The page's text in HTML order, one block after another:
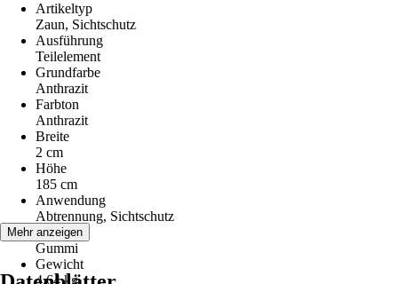
Artikeltyp
Zaun, Sichtschutz
Ausführung
Teilelement
Grundfarbe
Anthrazit
Farbton
Anthrazit
Breite
2 cm
Höhe
185 cm
Anwendung
Abtrennung, Sichtschutz
Material
Gummi
Gewicht
4,64 kg
Mehr anzeigen